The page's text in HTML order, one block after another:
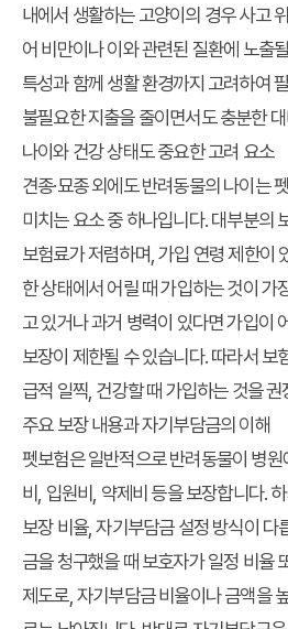
내에서 생활하는 고양이의 경우 사고
어 비만이나 이와 관련된 질환에 노출
특성과 함께 생활 환경까지 고려하여
불필요한 지출을 줄이면서도 충분한
나이와 건강 상태도 중요한 고려 요소
견종·묘종 외에도 반려동물의 나이는
미치는 요소 중 하나입니다. 대부분의
보험료가 저렴하며, 가입 연령 제한이
한 상태에서 어릴 때 가입하는 것이 가
고 있거나 과거 병력이 있다면 가입이
보장이 제한될 수 있습니다. 따라서 보
급적 일찍, 건강할 때 가입하는 것을 권
주요 보장 내용과 자기부담금의 이해
펫보험은 일반적으로 반려동물이 병
비, 입원비, 약제비 등을 보장합니다.
보장 비율, 자기부담금 설정 방식이 다
금을 청구했을 때 보호자가 일정 비율
제도로, 자기부담금 비율이나 금액을